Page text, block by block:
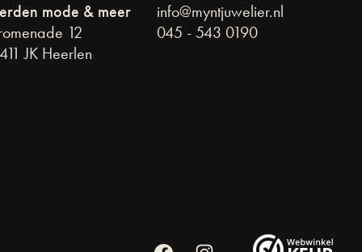
mode & meer
12
JK Heerlen
info@myntjuwelier.nl
045 - 543 0190